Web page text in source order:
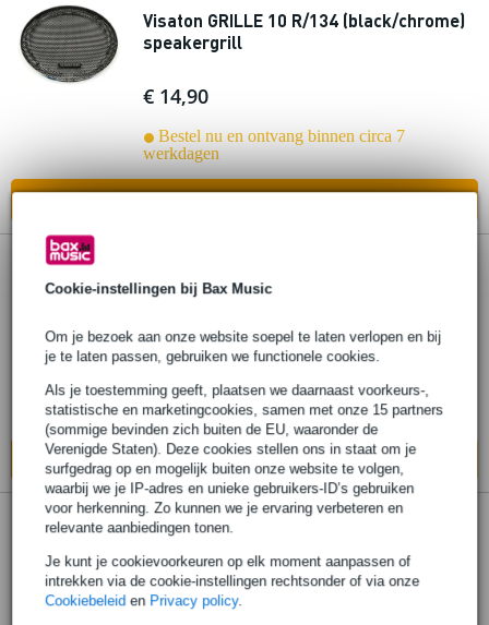
Cookie-instellingen bij Bax Music
Om je bezoek aan onze website soepel te laten verlopen en bij
je te laten passen, gebruiken we functionele cookies.
Als je toestemming geeft, plaatsen we daarnaast voorkeurs-,
statistische en marketingcookies, samen met onze 15 partners
(sommige bevinden zich buiten de EU, waaronder de
Verenigde Staten). Deze cookies stellen ons in staat om je
surfgedrag op en mogelijk buiten onze website te volgen,
waarbij we je IP-adres en unieke gebruikers-ID’s gebruiken
voor herkenning. Zo kunnen we je ervaring verbeteren en
relevante aanbiedingen tonen.
Je kunt je cookievoorkeuren op elk moment aanpassen of
intrekken via de cookie-instellingen rechtsonder of via onze
Cookiebeleid en Privacy policy.
Visaton GRILLE 10 R/134 (black/chrome)
speakergrill
€ 14,90
Bestel nu en ontvang binnen circa 7
werkdagen
Visaton GRILLE 10 R/134 (RAL 9006)
speakergrill
€ 8,85
Bestel nu en ontvang binnen circa 7
werkdagen
In mijn winkelwagen
Visaton GRILLE 10 RS speakergrill
€ 11,30